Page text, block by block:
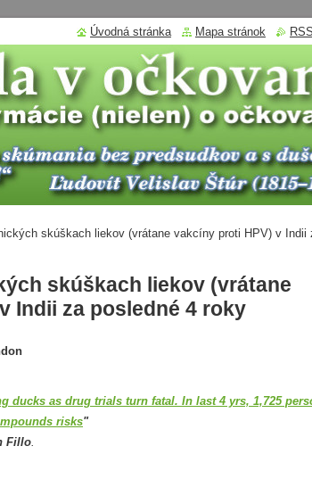
skúškach liekov (vrátane vakcíny proti HPV) v Indii
skúškach liekov (vrátane
Indii za posledné 4 roky
ducks as drug trials turn fatal. In last 4 yrs, 1,725
risks"
Fillo.
Úvodná stránka Mapa stránok RSS